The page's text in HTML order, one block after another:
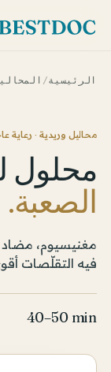
الرئيسية/
محاليل وريدية · رعاية
محلول
الصعبة.
فيه التقلّصات
40–50 min